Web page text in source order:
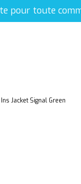
pour toute
Jacket Signal Green